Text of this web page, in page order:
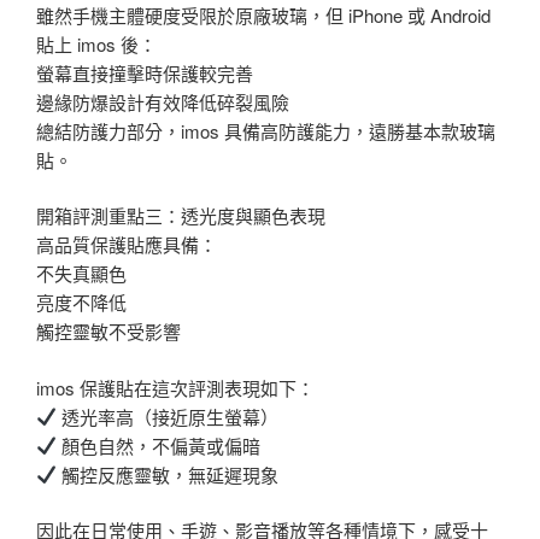
雖然手機主體硬度受限於原廠玻璃，但 iPhone 或 Android
貼上 imos 後：
螢幕直接撞擊時保護較完善
邊緣防爆設計有效降低碎裂風險
總結防護力部分，imos 具備高防護能力，遠勝基本款玻璃
貼。
開箱評測重點三：透光度與顯色表現
高品質保護貼應具備：
不失真顯色
亮度不降低
觸控靈敏不受影響
imos 保護貼在這次評測表現如下：
透光率高（接近原生螢幕）
顏色自然，不偏黃或偏暗
觸控反應靈敏，無延遲現象
因此在日常使用、手遊、影音播放等各種情境下，感受十